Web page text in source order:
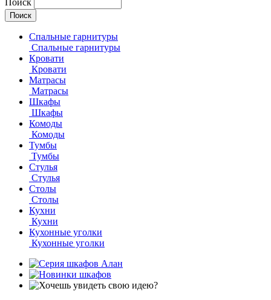
Поиск
Спальные гарнитуры
Спальные гарнитуры
Кровати
Кровати
Матрасы
Матрасы
Шкафы
Шкафы
Комоды
Комоды
Тумбы
Тумбы
Стулья
Стулья
Столы
Столы
Кухни
Кухни
Кухонные уголки
Кухонные уголки